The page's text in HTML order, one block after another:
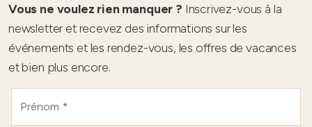
Vous ne voulez rien manquer ? Inscrivez-vous à la
newsletter et recevez des informations sur les
événements et les rendez-vous, les offres de vacances
et bien plus encore.